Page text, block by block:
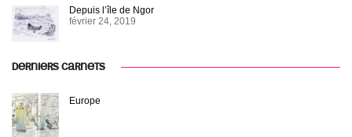
Depuis l’île de Ngor
février 24, 2019
DERNIERS CARNETS
Europe